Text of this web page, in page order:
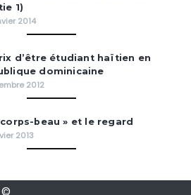
1)
2014
d’être étudiant haïtien en
dominicaine
2012
corps-beau » et le regard
2013